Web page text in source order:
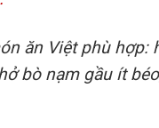
ăn Việt phù hợp:
bò nạm gầu ít